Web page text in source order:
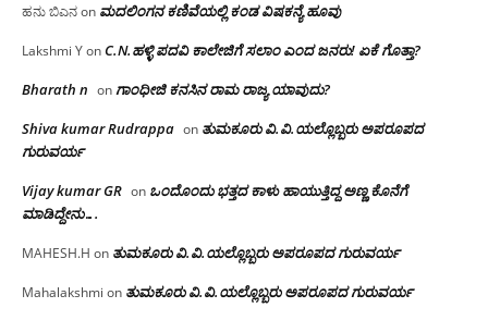
ಹನು ಬಿಎನon ಮದಲಿಂಗನ ಕಣಿವೆಯಲ್ಲಿ ಕಂಡ ವಿಷಕನ್ಯೆ ಹೂವು
Lakshmi YonC.N.ಹಳ್ಳಿ ಪದವಿ ಕಾಲೇಜಿಗೆ ಸಲಾಂ‌ ಎಂದ ಜನರು! ಏಕೆ ಗೊತ್ತಾ?
Bharath n onಗಾಂಧೀಜಿ ಕನಸಿನ ರಾಮ ರಾಜ್ಯ ಯಾವುದು?
Shiva kumar Rudrappa on ತುಮಕೂರು‌ ವಿ.ವಿ.ಯಲ್ಲೊಬ್ಬರು ಅಪರೂಪದ
ಗುರುವರ್ಯ
Vijay kumar GR on ಒಂದೊಂದು ಭತ್ತದ ಕಾಳು ಹಾಯುತ್ತಿದ್ದ ಅಣ್ಣ ಕೊನೆಗೆ
ಮಾಡಿದ್ದೇನು….
MAHESH.H on ತುಮಕೂರು‌ ವಿ.ವಿ.ಯಲ್ಲೊಬ್ಬರು ಅಪರೂಪದ ಗುರುವರ್ಯ
Mahalakshmi on ತುಮಕೂರು‌ ವಿ.ವಿ.ಯಲ್ಲೊಬ್ಬರು ಅಪರೂಪದ ಗುರುವರ್ಯ